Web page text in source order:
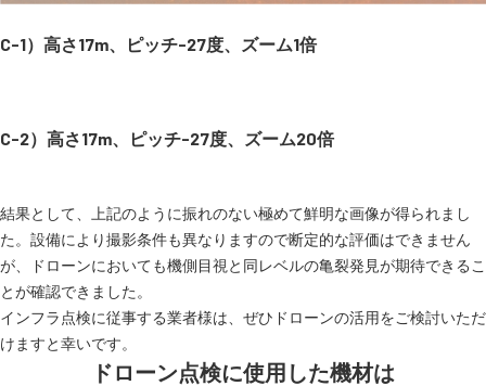
C-1）高さ17m、ピッチ-27度、ズーム1倍
C-2）高さ17m、ピッチ-27度、ズーム20倍
結果として、上記のように振れのない極めて鮮明な画像が得られまし
た。設備により撮影条件も異なりますので断定的な評価はできません
が、ドローンにおいても機側目視と同レベルの亀裂発見が期待できるこ
とが確認できました。
インフラ点検に従事する業者様は、ぜひドローンの活用をご検討いただ
けますと幸いです。
ドローン点検に使用した機材は